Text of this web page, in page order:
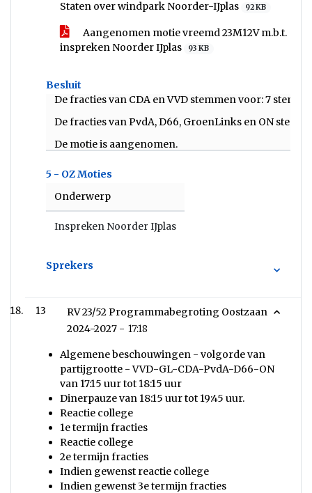
Staten over windpark Noorder-IJplas
92 KB
Aangenomen motie vreemd 23M12V m.b.t.
inspreken Noorder IJplas
93 KB
Besluit
De fracties van CDA en VVD stemmen voor: 7
De fracties van PvdA, D66, GroenLinks en ON
De motie is aangenomen.
5 - OZ Moties
Onderwerp
Inspreken Noorder IJplas
Sprekers
13
RV 23/52 Programmabegroting Oostzaan
2024-2027 - 17:18
Algemene beschouwingen - volgorde van
partijgrootte - VVD-GL-CDA-PvdA-D66-ON
van 17:15 uur tot 18:15 uur
Dinerpauze van 18:15 uur tot 19:45 uur.
Reactie college
1e termijn fracties
Reactie college
2e termijn fracties
Indien gewenst reactie college
Indien gewenst 3e termijn fracties